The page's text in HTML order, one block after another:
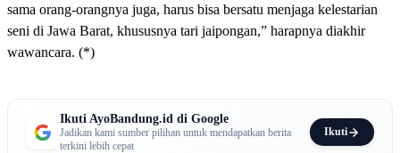
sama orang-orangnya juga, harus bisa bersatu menjaga kelestarian
seni di Jawa Barat, khususnya tari jaipongan,” harapnya diakhir
wawancara. (*)
Ikuti AyoBandung.id di Google
Jadikan kami sumber pilihan untuk mendapatkan berita
terkini lebih cepat
Ikuti